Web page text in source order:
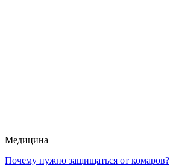
Медицина
Почему нужно защищаться от комаров?